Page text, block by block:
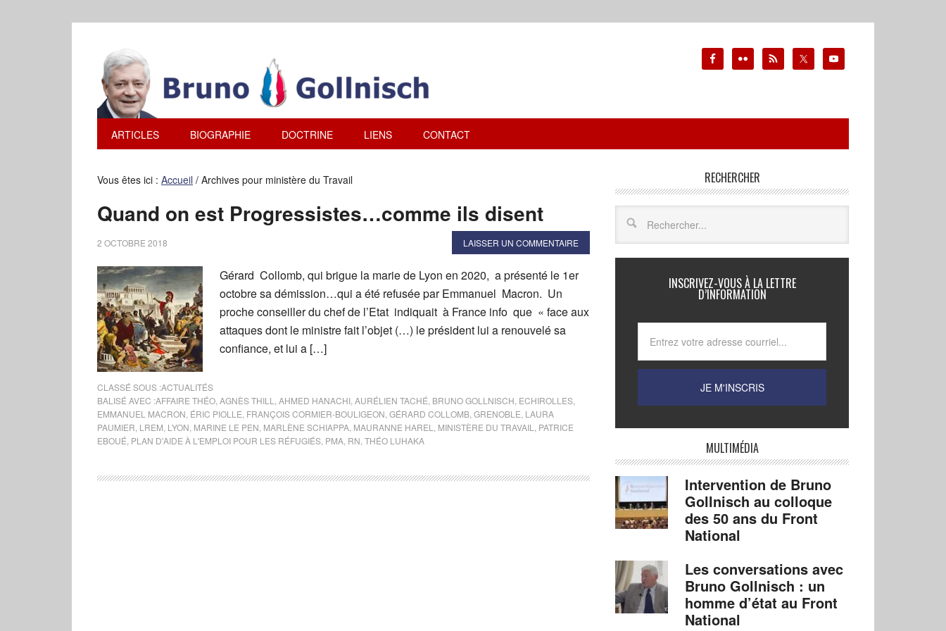
ARTICLES BIOGRAPHIE DOCTRINE LIENS CONTACT
Vous êtes ici : Accueil / Archives pour ministère du Travail
Quand on est Progressistes…comme ils disent
2 OCTOBRE 2018 LAISSER UN COMMENTAIRE
Gérard Collomb, qui brigue la marie de Lyon en 2020, a présenté le 1er
octobre sa démission…qui a été refusée par Emmanuel Macron. Un
proche conseiller du chef de l’Etat indiquait à France info que « face aux
attaques dont le ministre fait l’objet (…) le président lui a renouvelé sa
confiance, et lui a […]
CLASSÉ SOUS :ACTUALITÉS
BALISÉ AVEC :AFFAIRE THÉO AGNÈS THILL AHMED HANACHI AURÉLIEN TACHÉ BRUNO GOLLNISCH ECHIROLLES
EMMANUEL MACRON ÉRIC PIOLLE FRANÇOIS CORMIER-BOULIGEON GÉRARD COLLOMB GRENOBLE LAURA
PAUMIER LREM LYON MARINE LE PEN MARLÈNE SCHIAPPA MAURANNE HAREL MINISTÈRE DU TRAVAIL
PATRICE
EBOUÉ PLAN D'AIDE À L'EMPLOI POUR LES RÉFUGIÉS PMA RN THÉO LUHAKA
RECHERCHER
INSCRIVEZ-VOUS À LA LETTRE
D’INFORMATION
MULTIMÉDIA
Intervention de Bruno
Gollnisch au colloque
des 50 ans du Front
National
Les conversations avec
Bruno Gollnisch : un
homme d’état au Front
National